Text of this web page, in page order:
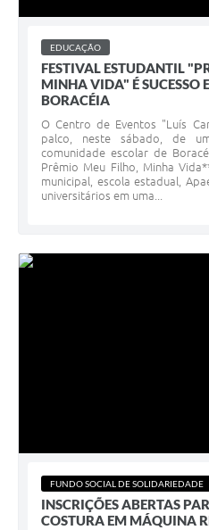
EDUCAÇÃO
FESTIVAL ESTUDANTIL
MINHA VIDA" É SUCESSO
BORACÉIA
O Centro de Eventos "Luís
palco, neste sábado, de
comunidade escolar de
Prêmio Meu Filho, Minha
municipal, escola estadual,
universitários em uma...
FUNDO SOCIAL DE SOLIDARIEDADE
INSCRIÇÕES ABERTAS
COSTURA EM MÁQUINA